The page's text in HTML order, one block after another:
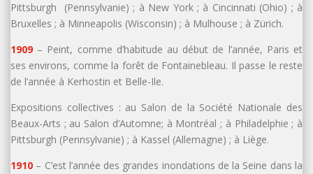
Pittsburgh (Pennsylvanie) ; à New York ; à Cincinnati (Ohio) ; à
Bruxelles ; à Minneapolis (Wisconsin) ; à Mulhouse ; à Zürich.
1909 – Peint, comme d’habitude au début de l’année, Paris et
ses environs, comme la forêt de Fontainebleau. Il passe le reste
de l’année à Kerhostin et Belle-Ile.
Expositions collectives : au Salon de la Société Nationale des
Beaux-Arts ; au Salon d’Automne; à Montréal ; à Philadelphie ; à
Pittsburgh (Pennsylvanie) ; à Kassel (Allemagne) ; à Liège.
1910 – C’est l’année des grandes inondations de la Seine dans la